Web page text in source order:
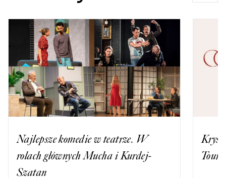
Najlepsze komedie w teatrze. W
rolach głównych Mucha i Kurdej-
Szatan